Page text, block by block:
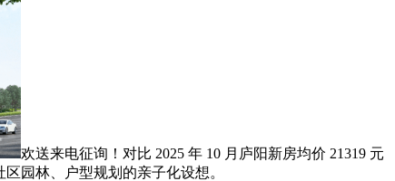
欢送来电征询！对比 2025 年 10 月庐阳新房均价 21319 元
园林、户型规划的亲子化设想。